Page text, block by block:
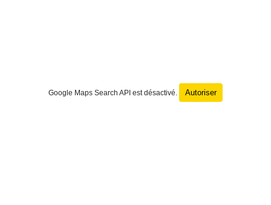
Google Maps Search API est désactivé. Autoriser